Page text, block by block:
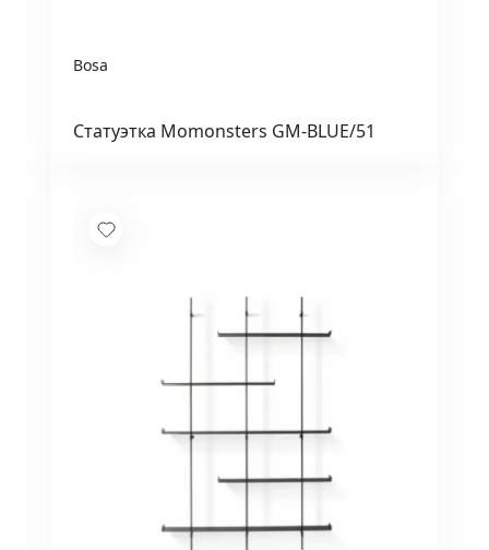
Bosa
Статуэтка Momonsters GM-BLUE/51